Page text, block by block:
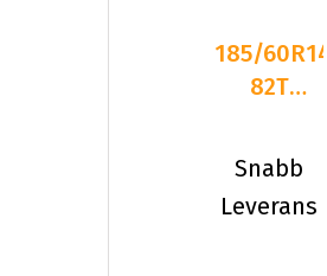
185/60R14
82T
WinterCraft
Snabb
Leverans